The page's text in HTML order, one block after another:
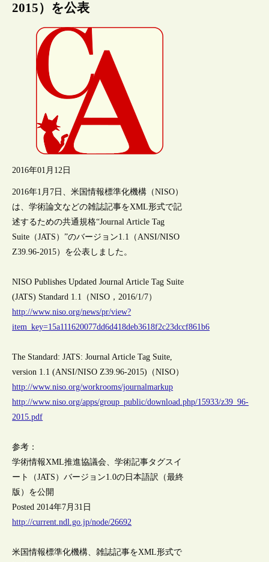
2015）を公表
2016年01月12日
2016年1月7日、米国情報標準化機構（NISO）
は、学術論文などの雑誌記事をXML形式で記
述するための共通規格“Journal Article Tag
Suite（JATS）”のバージョン1.1（ANSI/NISO
Z39.96-2015）を公表しました。
NISO Publishes Updated Journal Article Tag Suite
(JATS) Standard 1.1（NISO，2016/1/7）
http://www.niso.org/news/pr/view?
item_key=15a111620077dd6d418deb3618f2c23dccf861b6
The Standard: JATS: Journal Article Tag Suite,
version 1.1 (ANSI/NISO Z39.96-2015)（NISO）
http://www.niso.org/workrooms/journalmarkup
http://www.niso.org/apps/group_public/download.php/15933/z39_96-
2015.pdf
参考：
学術情報XML推進協議会、学術記事タグスイ
ート（JATS）バージョン1.0の日本語訳（最終
版）を公開
Posted 2014年7月31日
http://current.ndl.go.jp/node/26692
米国情報標準化機構、雑誌記事をXML形式で